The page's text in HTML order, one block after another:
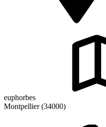
euphorbes
Montpellier (34000)